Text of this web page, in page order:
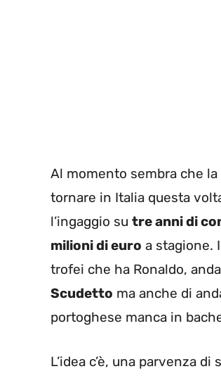
Al momento sembra che
tornare in Italia questa
l’ingaggio su tre anni di
milioni di euro a stagione.
trofei che ha Ronaldo,
Scudetto ma anche di
portoghese manca in
L’idea c’è, una parvenza di